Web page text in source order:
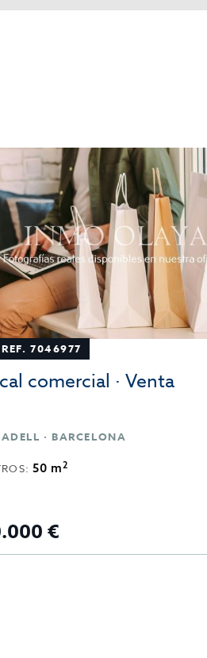
REF. 7046977
comercial · Venta
· BARCELONA
50 m2
€